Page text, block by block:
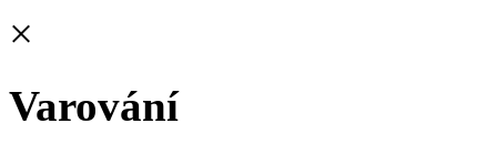
×
Varování